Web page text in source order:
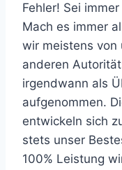
Fehler! Sei
Mach es immer
wir meistens von
anderen
irgendwann als
aufgenommen.
entwickeln sich
stets unser
100% Leistung